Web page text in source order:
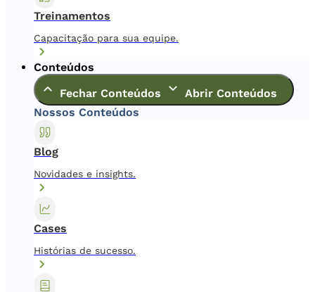
Treinamentos
Capacitação para sua equipe.
Conteúdos
Fechar Conteúdos
Abrir Conteúdos
Nossos Conteúdos
Blog
Novidades e insights.
Cases
Histórias de sucesso.